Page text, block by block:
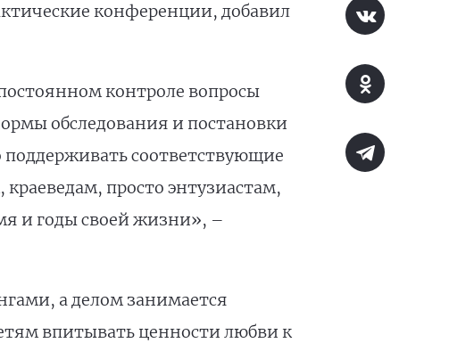
конференции, добавил
контроле вопросы
обследования и постановки
соответствующие
просто энтузиастам,
и годы своей жизни», –
а делом занимается
впитывать ценности любви к